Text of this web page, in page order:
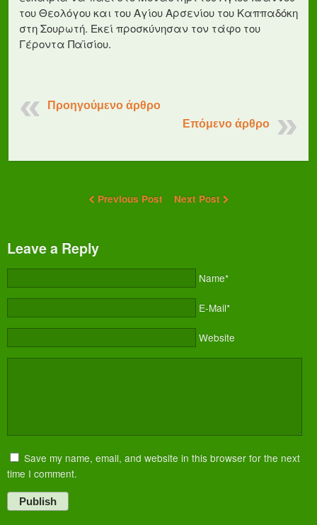
του Θεολόγου και του Αγίου Αρσενίου του Καππαδόκη
στη Σουρωτή. Εκεί προσκύνησαν τον τάφο του
Γέροντα Παϊσίου.
Προηγούμενο άρθρο
Επόμενο άρθρο
Previous Post Next Post
Leave a Reply
Name*
E-Mail*
Website
Save my name, email, and website in this browser for the next
time I comment.
Publish